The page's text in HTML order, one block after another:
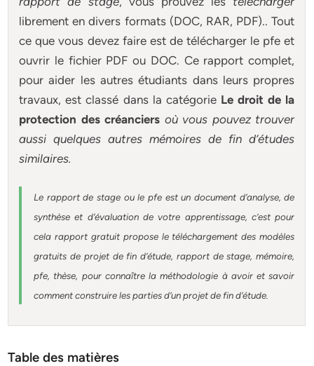
librement en divers formats (DOC, RAR, PDF).. Tout
ce que vous devez faire est de télécharger le pfe et
ouvrir le fichier PDF ou DOC. Ce rapport complet,
pour aider les autres étudiants dans leurs propres
travaux, est classé dans la catégorieLe droit de la
protection des créanciers où vous pouvez trouver
aussi quelques autresmémoiresde fin d’études
similaires.
Le rapport de stage ou le pfe est un document d’analyse, de
synthèse et d’évaluation de votre apprentissage, c’est pour
cela rapport gratuit propose le téléchargement des modèles
gratuits de projet de fin d’étude, rapport de stage, mémoire,
pfe, thèse, pour connaître la méthodologie à avoir et savoir
comment construire les parties d’un projet de fin d’étude
Table des matières